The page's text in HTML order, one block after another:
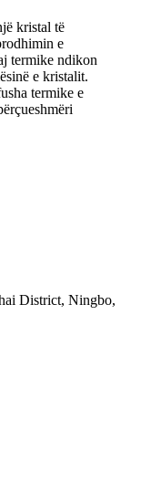
kristal të
e
termike ndikon
e kristalit.
termike e
District, Ningbo,